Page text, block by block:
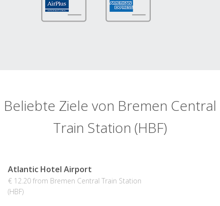
Beliebte Ziele von Bremen Central
Train Station (HBF)
Atlantic Hotel Airport
€ 12.20 from Bremen Central Train Station
(HBF)